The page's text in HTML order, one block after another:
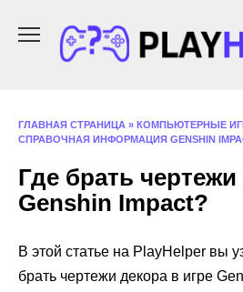
содержанию
ГЛАВНАЯ СТРАНИЦА » КОМПЬЮТЕРНЫЕ
СПРАВОЧНАЯ ИНФОРМАЦИЯ GENSHIN
Где брать
Genshin Impact?
В этой статье на PlayHelper вы
брать чертежи декора в игре